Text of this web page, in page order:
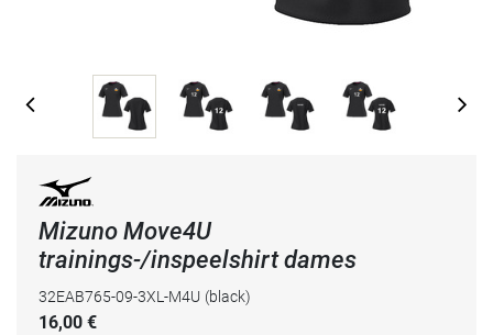
Mizuno Move4U
trainings-/inspeelshirt dames
32EAB765-09-3XL-M4U (black)
16,00 €